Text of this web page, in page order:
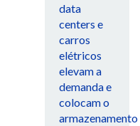
data
centers e
carros
elétricos
elevam a
demanda e
colocam o
armazenamento